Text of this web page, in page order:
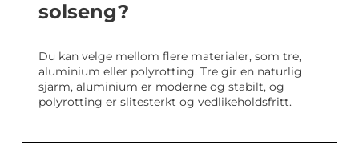
solseng?
Du kan velge mellom flere materialer, som tre,
aluminium eller polyrotting. Tre gir en naturlig
sjarm, aluminium er moderne og stabilt, og
polyrotting er slitesterkt og vedlikeholdsfritt.